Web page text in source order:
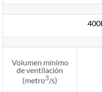
Volumen mínimo
de ventilación
(metro3/s)